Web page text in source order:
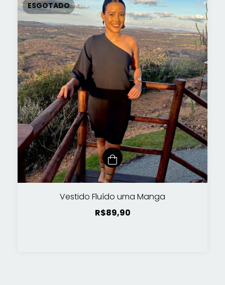
ESGOTADO
Vestido Fluído uma Manga
R$89,90